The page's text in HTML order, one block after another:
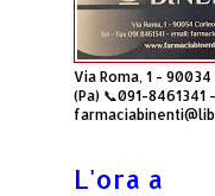
Via Roma, 1 - 90034
(Pa) 📞091-8461341
L'ora a